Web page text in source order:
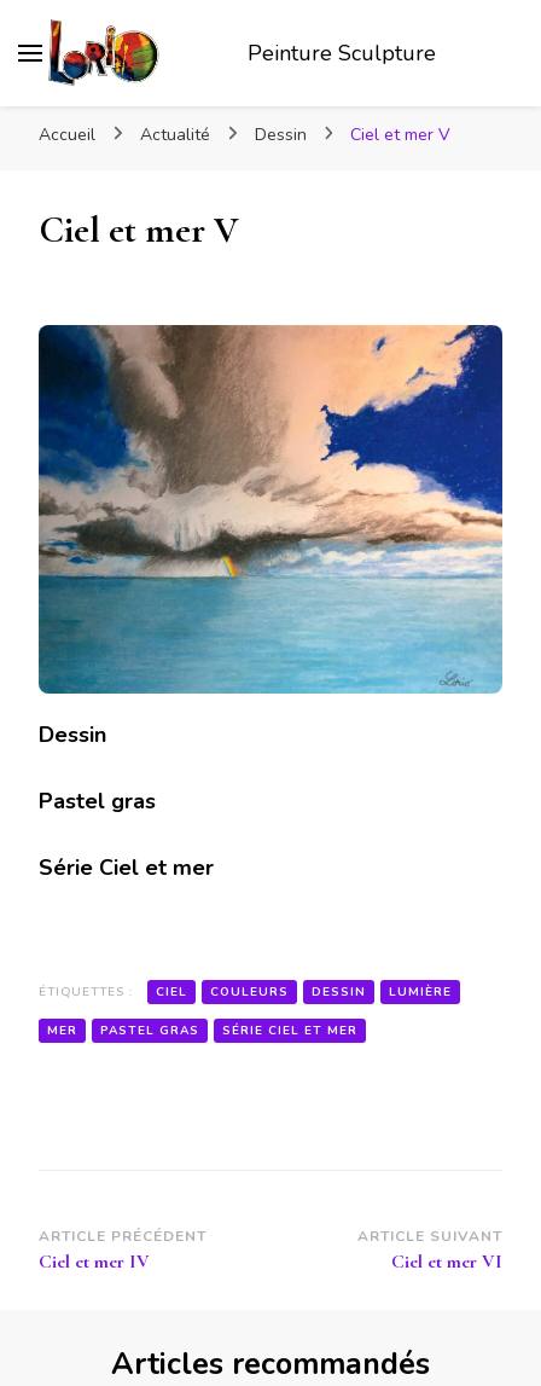
Peinture Sculpture
Accueil Actualité Dessin Ciel et mer V
Ciel et mer V
Dessin
Pastel gras
Série Ciel et mer
ÉTIQUETTES : CIEL COULEURS DESSIN LUMIÈRE
MER PASTEL GRAS SÉRIE CIEL ET MER
Navigation
d’article
ARTICLE PRÉCÉDENT
Ciel et mer IV
ARTICLE SUIVANT
Ciel et mer VI
Articles recommandés